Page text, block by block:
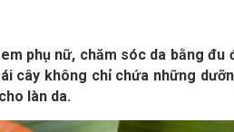
phụ nữ, chăm sóc da bằng
cây không chỉ chứa những
làn da.